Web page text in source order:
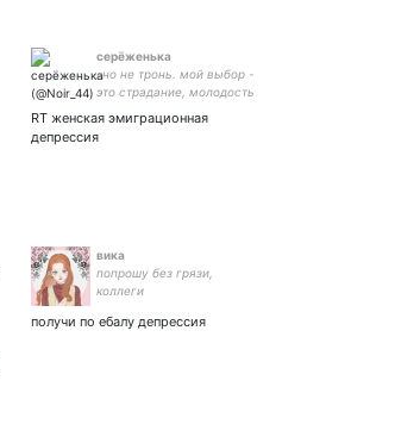
серёженька
«но не тронь. мой выбор -
это страдание, молодость
RT женская эмиграционная
депрессия
вика
попрошу без грязи,
коллеги
получи по ебалу депрессия